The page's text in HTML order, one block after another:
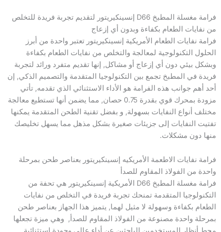
فرامة مغسلة المطبخ D66 إنسينكيريتور لتقديم تجربة فريدة للتخلص
من نفايات الطعام بكفاءة وبدون أي إزعاج
فرامة نفايات الطعام الأمريكية إنسينكيريتور تعتبر واحدة من أبرز
الحلول التكنولوجية لمعالجة والتخلص من نفايات الطعام بكفاءة
وبشكل بيئي دون أي إزعاج أو مشاكل, إنها تقديم متفرد ورائد لتجربة
فريدة في المطبخ تجمع بين التكنولوجيا المتقدمة والتصميم الذكي, إن
أحد أهم جوانب هذه الفرامة هو الأداء الاستثنائي الذي تقدمه, تأتي
مزودة بمحرك قوي بقدرة 0.75 حصان, مما يضمن أنها تستطيع معالجة
مختلف أنواع النفايات بسهولة, و بفضل تقنية الطحن المتقدمة يمكنها
تفتيت النفايات إلى جزيئات صغيرة بشكل مذهل مما يسهل تخليصك
منها دون مشكلات.
فرامة نفايات الاطعمة الأمريكيه إنسينكيريتور بعناصر طحن بمرحلة
واحدة من الفولاذ المقاوم للصدأ
فرامة مغسلة المطبخ D66 الأمريكية إنسينكيريتور هي تحفة من
التكنولوجيا المتقدمة تمنحك تجربة فريدة في التخلص من نفايات
الطعام بكفاءة وسهولة لا مثيل لهما, يتميز هذا الجهاز بعناصر طحن
بمرحلة واحدة مصنوعة من الفولاذ المقاوم للصدأ, وهي ميزة تجعلها